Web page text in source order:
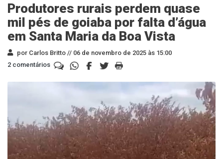
Produtores rurais perdem quase
mil pés de goiaba por falta d’água
em Santa Maria da Boa Vista
por Carlos Britto // 06 de novembro de 2025 às 15:00
2 comentários